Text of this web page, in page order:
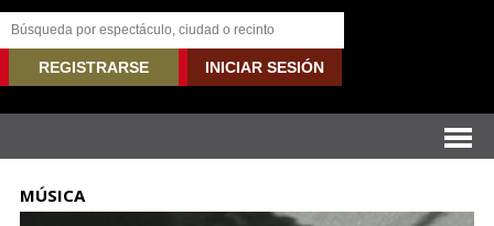
REGISTRARSE INICIAR SESIÓN
MÚSICA